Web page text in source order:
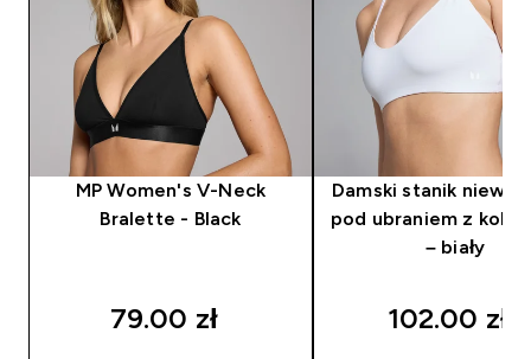
MP Women's V-Neck
Bralette - Black
79.00 zł‎
Damski stanik
pod ubraniem z
– biały
102.00 zł‎